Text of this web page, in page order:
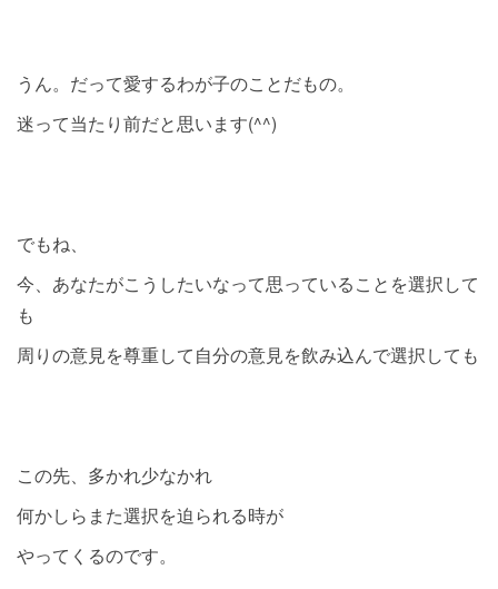
うん。だって愛するわが子のことだもの。
迷って当たり前だと思います(^^)
でもね、
今、あなたがこうしたいなって思っていることを選択して
も
周りの意見を尊重して自分の意見を飲み込んで選択しても
この先、多かれ少なかれ
何かしらまた選択を迫られる時が
やってくるのです。